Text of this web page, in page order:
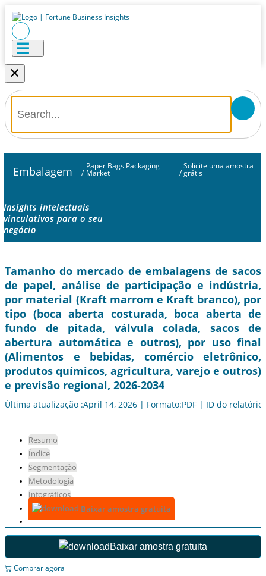
×
Embalagem /
Paper Bags Packaging
Market /
Solicite uma amostra
grátis
Insights intelectuais
vinculativos para o seu
negócio
Tamanho do mercado de embalagens de sacos
de papel, análise de participação e indústria,
por material (Kraft marrom e Kraft branco), por
tipo (boca aberta costurada, boca aberta de
fundo de pitada, válvula colada, sacos de
abertura automática e outros), por uso final
(Alimentos e bebidas, comércio eletrônico,
produtos químicos, agricultura, varejo e outros)
e previsão regional, 2026-2034
Última atualização :April 14, 2026 | Formato:PDF | ID do
Resumo
Índice
Segmentação
Metodologia
Infográficos
Baixar amostra gratuita
Baixar amostra gratuita
Comprar agora